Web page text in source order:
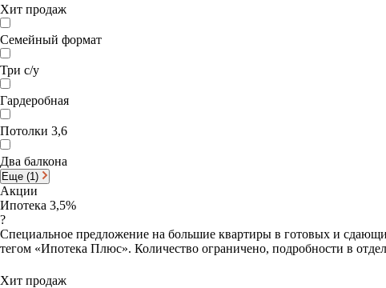
Хит продаж
Семейный формат
Три с/у
Гардеробная
Потолки 3,6
Два балкона
Еще (1)
Акции
Ипотека 3,5%
?
Специальное предложение на большие квартиры в готовых и
тегом «Ипотека Плюс». Количество ограничено, подробности в
Хит продаж